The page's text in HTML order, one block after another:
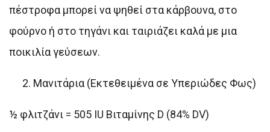
πέστροφα μπορεί να ψηθεί στα κάρβουνα, στο
φούρνο ή στο τηγάνι και ταιριάζει καλά με μια
ποικιλία γεύσεων.
Μανιτάρια (Εκτεθειμένα σε Υπεριώδες Φως)
½ φλιτζάνι = 505 IU Βιταμίνης D (84% DV)